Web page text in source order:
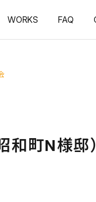
WORKS FAQ
和町N様邸